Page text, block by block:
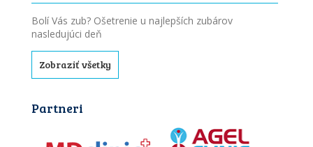
Bolí Vás zub? Ošetrenie u najlepších zubárov
nasledujúci deň
Zobraziť všetky
Partneri